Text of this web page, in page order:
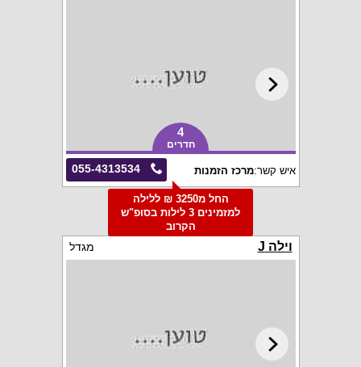
4
חדרים
055-4313534 איש קשר:מרכז הזמנות
החל מ3250 ₪ ללילה
למזמינים 3 לילות בסופ"ש
הקרוב
וילה J מגדל